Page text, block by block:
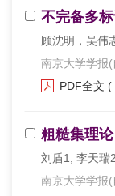
不完备多
顾沈明，吴伟
南京大学学报
PDF全文 (
粗糙集理
刘盾1, 李天瑞
南京大学学报